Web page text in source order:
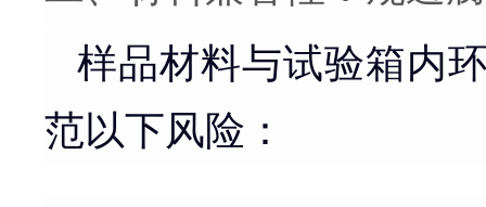
样品材料与试验箱内
范以下风险：